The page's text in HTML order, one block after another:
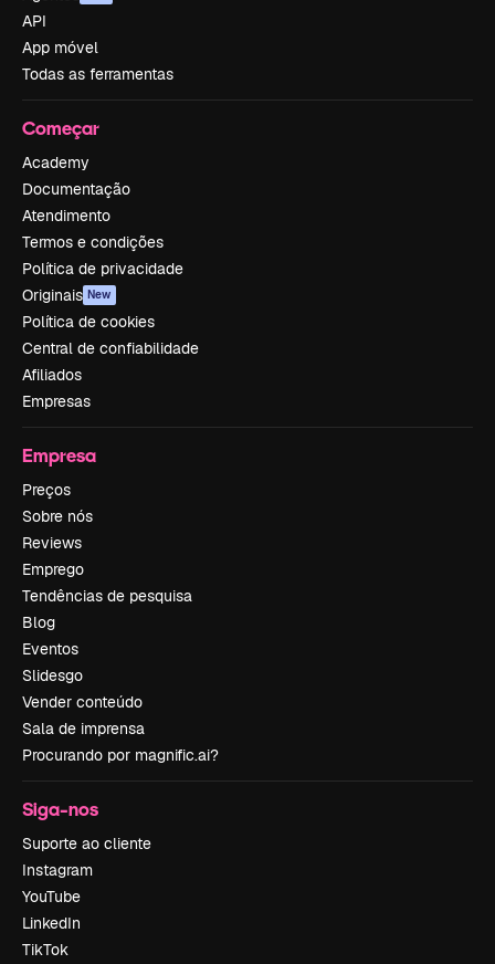
API
App móvel
Todas as ferramentas
Começar
Academy
Documentação
Atendimento
Termos e condições
Política de privacidade
Originais New
Política de cookies
Central de confiabilidade
Afiliados
Empresas
Empresa
Preços
Sobre nós
Reviews
Emprego
Tendências de pesquisa
Blog
Eventos
Slidesgo
Vender conteúdo
Sala de imprensa
Procurando por magnific.ai?
Siga-nos
Suporte ao cliente
Instagram
YouTube
LinkedIn
TikTok